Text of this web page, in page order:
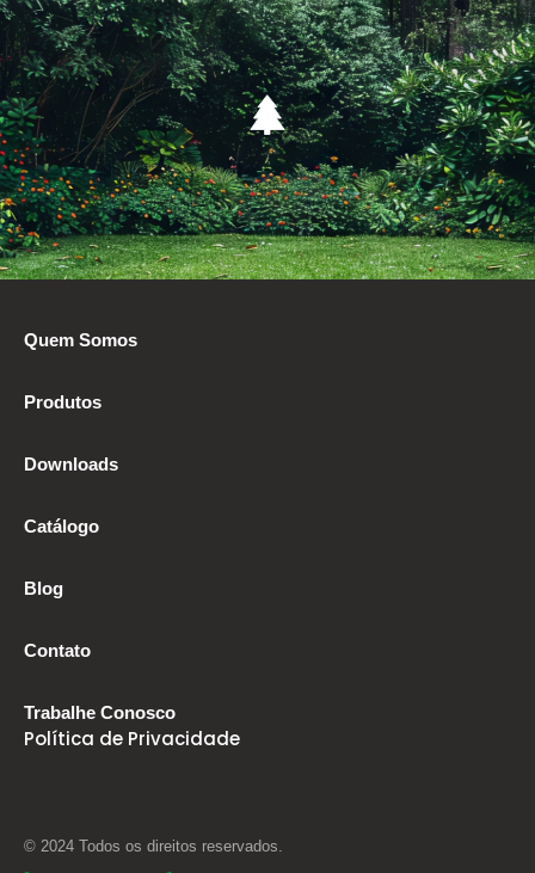
Quem Somos
Produtos
Downloads
Catálogo
Blog
Contato
Trabalhe Conosco
Política de Privacidade
© 2024 Todos os direitos reservados.